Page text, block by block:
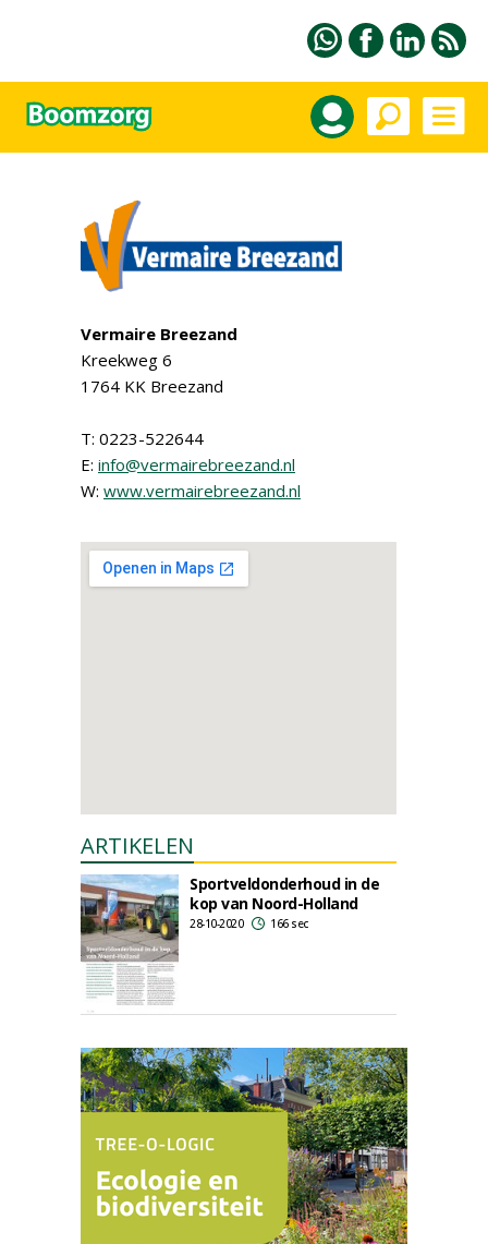
Vermaire Breezand
Kreekweg 6
1764 KK Breezand
T: 0223-522644
E: info@vermairebreezand.nl
W: www.vermairebreezand.nl
ARTIKELEN
Sportveldonderhoud in de
kop van Noord-Holland
28-10-2020 166 sec